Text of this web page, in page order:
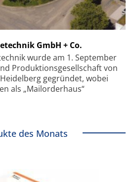
GmbH + Co.
wurde am 1. September
Produktionsgesellschaft von
gegründet, wobei
als „Mailorderhaus“
des Monats